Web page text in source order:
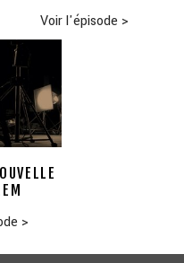
Voir l'épisode >
>